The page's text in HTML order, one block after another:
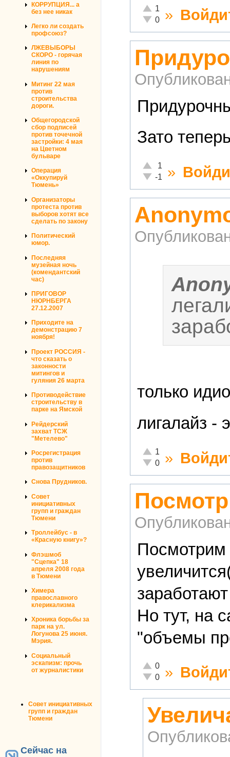
КОРРУПЦИЯ... а
без нее никак
Легко ли создать
профсоюз?
ЛЖЕВЫБОРЫ
СКОРО - горячая
линия по
нарушениям
Митинг 22 мая
против
строительства
дороги.
Общегородской
сбор подписей
против точечной
застройки: 4 мая
на Цветном
бульваре
Операция
«Оккупируй
Тюмень»
Организаторы
протеста против
выборов хотят все
сделать по закону
Политический
юмор.
Последняя
музейная ночь
(комендантский
час)
ПРИГОВОР
НЮРНБЕРГА
27.12.2007
Приходите на
демонстрацию 7
ноября!
Проект РОССИЯ -
что сказать о
законности
митингов и
гуляния 26 марта
Противодействие
строительству в
парке на Ямской
Рейдерский
захват ТСЖ
"Метелево"
Росрегистрация
против
правозащитников
Снова Прудников.
Совет
инициативных
групп и граждан
Тюмени
Троллейбус - в
«Красную книгу»?
Флэшмоб
"Сцепка" 18
апреля 2008 года
в Тюмени
Химера
православного
клерикализма
Хроника борьбы за
парк на ул.
Логунова 25 июня.
Мэрия.
Социальный
эскапизм: прочь
от журналистики
Совет инициативных
групп и граждан
Тюмени
Сейчас на
Отлично!
1
Неадекватно!
0 »
Зато
Отлично!
1
Неадекватно!
-1 »
только
лигалайз -
Отлично!
1
Неадекватно!
0 »
Посмотрим
Но тут, на
"объемы
Отлично!
0
Неадекватно!
0 »